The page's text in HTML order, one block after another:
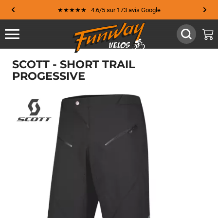
★★★★★ 4.6/5 sur 173 avis Google
SCOTT - SHORT TRAIL
PROGESSIVE